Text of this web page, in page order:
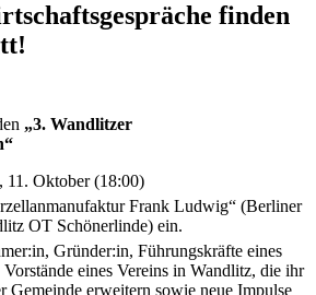
finden
„3. Wandlitzer
11. Oktober (18:00)
Frank Ludwig“ (Berliner
OT Schönerlinde) ein.
Gründer:in, Führungskräfte eines
eines Vereins in Wandlitz, die ihr
Gemeinde erweitern sowie neue Impulse